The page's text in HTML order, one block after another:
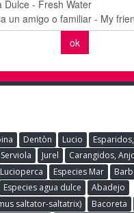
Dentòn Lucio
Serviola Jurel
Carangidos,
Lucioperca Especies Mar
Especies agua dulce
Abadejo
saltator-saltatrix)
Bacoreta